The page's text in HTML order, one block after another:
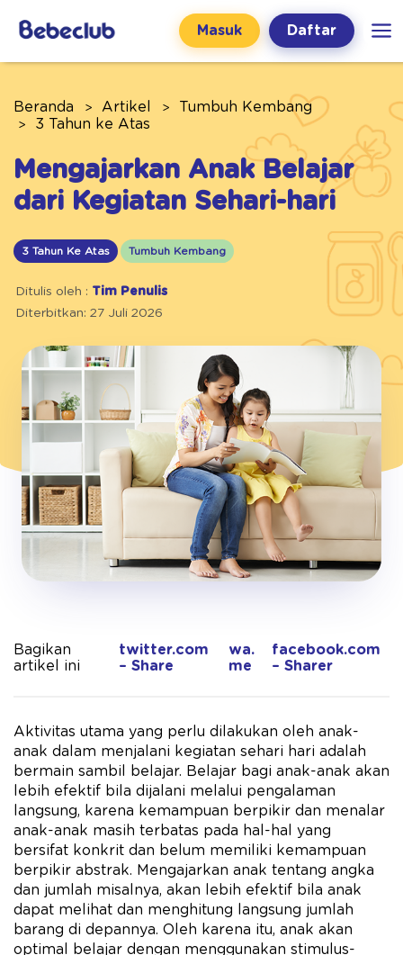
Masuk Daftar
Beranda Artikel
Tumbuh Kembang
3 Tahun ke Atas
Mengajarkan Anak Belajar
dari Kegiatan Sehari-hari
3 Tahun Ke Atas Tumbuh Kembang
Ditulis oleh : Tim Penulis
Diterbitkan: 27 Juli 2026
Bagikan
artikel ini
twitter.com
– Share
wa.
me
facebook.com
– Sharer
Aktivitas utama yang perlu dilakukan oleh anak-
anak dalam menjalani kegiatan sehari hari adalah
bermain sambil belajar. Belajar bagi anak-anak akan
lebih efektif bila dijalani melalui pengalaman
langsung, karena kemampuan berpikir dan menalar
anak-anak masih terbatas pada hal-hal yang
bersifat konkrit dan belum memiliki kemampuan
berpikir abstrak. Mengajarkan anak tentang angka
dan jumlah misalnya, akan lebih efektif bila anak
dapat melihat dan menghitung langsung jumlah
barang di depannya. Oleh karena itu, anak akan
optimal belajar dengan menggunakan stimulus-